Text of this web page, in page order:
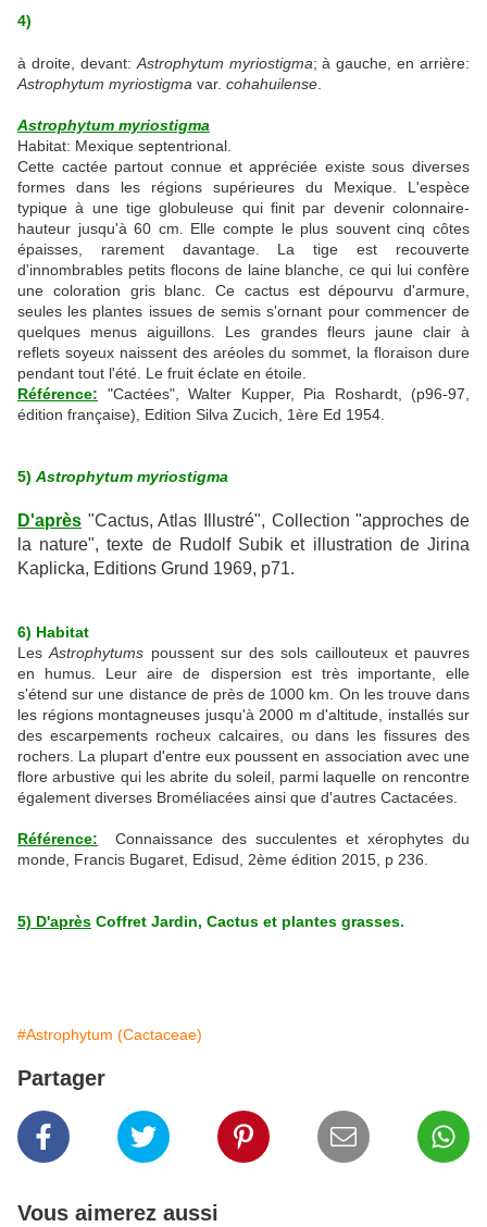
4)
à droite, devant: Astrophytum myriostigma; à gauche, en arrière:
Astrophytum myriostigma var. cohahuilense
Astrophytum myriostigma
Habitat: Mexique septentrional.
Cette cactée partout connue et appréciée existe sous diverses
formes dans les régions supérieures du Mexique. L'espèce
typique à une tige globuleuse qui finit par devenir colonnaire-
hauteur jusqu'à 60 cm. Elle compte le plus souvent cinq côtes
épaisses, rarement davantage. La tige est recouverte
d'innombrables petits flocons de laine blanche, ce qui lui confère
une coloration gris blanc. Ce cactus est dépourvu d'armure,
seules les plantes issues de semis s'ornant pour commencer de
quelques menus aiguillons. Les grandes fleurs jaune clair à
reflets soyeux naissent des aréoles du sommet, la floraison dure
pendant tout l'été. Le fruit éclate en étoile.
Référence: "Cactées", Walter Kupper, Pia Roshardt, (p96-97,
édition française), Edition Silva Zucich, 1ère Ed 1954.
5) Astrophytum myriostigma
D'après "Cactus, Atlas Illustré", Collection "approches de
la nature", texte de Rudolf Subik et illustration de Jirina
Kaplicka, Editions Grund 1969, p71.
6) Habitat
LesAstrophytums poussent sur des sols caillouteux et pauvres
en humus. Leur aire de dispersion est très importante, elle
s'étend sur une distance de près de 1000 km. On les trouve dans
les régions montagneuses jusqu'à 2000 m d'altitude, installés sur
des escarpements rocheux calcaires, ou dans les fissures des
rochers. La plupart d'entre eux poussent en association avec une
flore arbustive qui les abrite du soleil, parmi laquelle on rencontre
également diverses Broméliacées ainsi que d'autres Cactacées.
Référence: Connaissance des succulentes et xérophytes du
monde, Francis Bugaret, Edisud, 2ème édition 2015, p 236.
5) D'après Coffret Jardin, Cactus et plantes grasses.
#Astrophytum (Cactaceae)
Partager
Vous aimerez aussi